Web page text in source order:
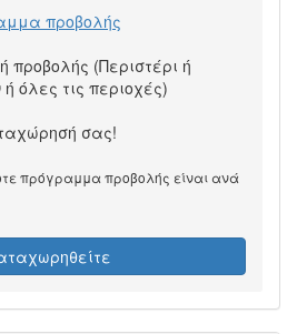
προβολής
προβολής (Περιστέρι ή
όλες τις περιοχές)
σας!
πρόγραμμα προβολής είναι ανά